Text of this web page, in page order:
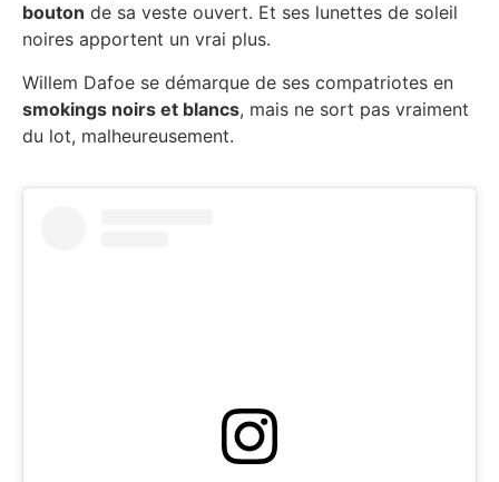
bouton de sa veste ouvert. Et ses lunettes de soleil
noires apportent un vrai plus.
Willem Dafoe se démarque de ses compatriotes en
smokings noirs et blancs, mais ne sort pas vraiment
du lot, malheureusement.